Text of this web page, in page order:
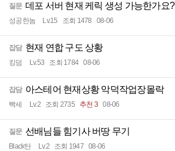
질문 데포 서버 현재 케릭 생성 가능한가요?
성공한놈 Lv.15 조회 1478 08-06
잡담 현재 연합 구도 상황
킹덤 Lv.53 조회 1784 08-06
잡담 아스테어 현재상황 악덕작업장몰락
빡세 Lv.2 조회 2735 추천 3 08-06
질문 선배님들 힘기사 버땅 무기
Black탄 Lv.2 조회 1947 08-06